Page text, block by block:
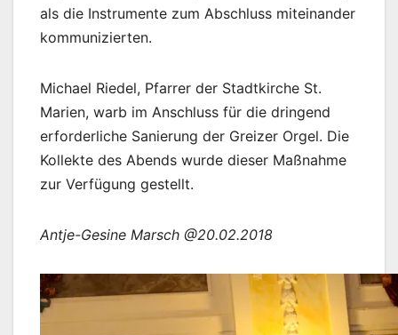
als die Instrumente zum Abschluss miteinander
kommunizierten.
Michael Riedel, Pfarrer der Stadtkirche St.
Marien, warb im Anschluss für die dringend
erforderliche Sanierung der Greizer Orgel. Die
Kollekte des Abends wurde dieser Maßnahme
zur Verfügung gestellt.
Antje-Gesine Marsch @20.02.2018